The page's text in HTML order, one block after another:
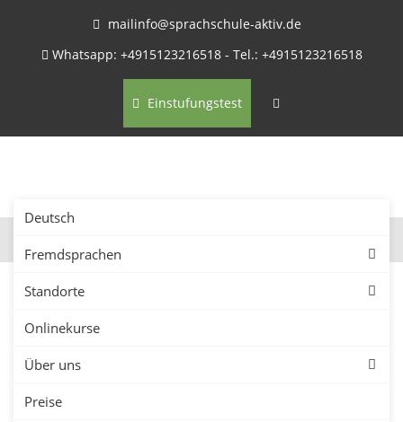
mailinfo@sprachschule-aktiv.de
Whatsapp: +4915123216518 - Tel.: +4915123216518
Einstufungstest
Deutsch
Fremdsprachen
Standorte
Onlinekurse
Über uns
Preise
Kontaktformular – Ihre
Sprachschule Aktiv – Kontaktieren Sie uns!